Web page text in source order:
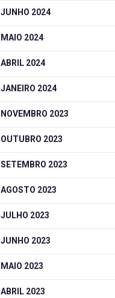
JUNHO 2024
MAIO 2024
ABRIL 2024
JANEIRO 2024
NOVEMBRO 2023
OUTUBRO 2023
SETEMBRO 2023
AGOSTO 2023
JULHO 2023
JUNHO 2023
MAIO 2023
ABRIL 2023